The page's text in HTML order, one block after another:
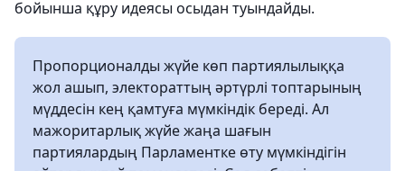
бойынша құру идеясы осыдан туындайды.
Пропорционалды жүйе көп партиялылыққа
жол ашып, электораттың әртүрлі топтарының
мүддесін кең қамтуға мүмкіндік береді. Ал
мажоритарлық жүйе жаңа шағын
партиялардың Парламентке өту мүмкіндігін